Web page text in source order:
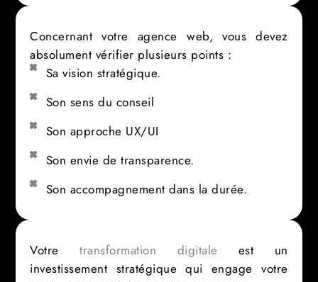
Concernant votre agence web, vous devez
absolument vérifier plusieurs points :
Sa vision stratégique.
Son sens du conseil
Son approche UX/UI
Son envie de transparence.
Son accompagnement dans la durée.
Votretransformation digitale est un
investissement stratégique qui engage votre